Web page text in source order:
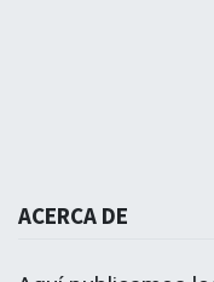
Tercer
ACERCA DE